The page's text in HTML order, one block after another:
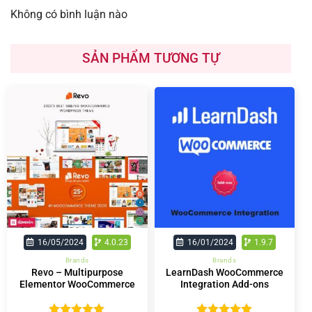
Không có bình luận nào
SẢN PHẨM TƯƠNG TỰ
16/05/2024 4.0.23
Brands
Revo – Multipurpose
Elementor WooCommerce
16/01/2024 1.9.7
Brands
LearnDash WooCommerce
Integration Add-ons